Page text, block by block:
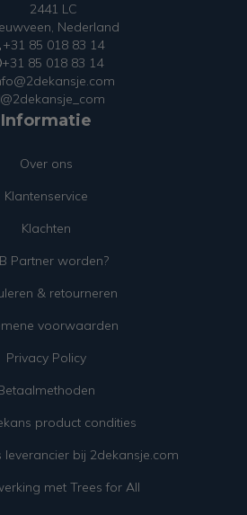
2441 LC
Nederland
+31 85 018 83 14
+31 85 018 83 14
@2dekansje_com
Informatie
Over ons
Klantenservice
Klachten
Partner worden?
& retourneren
voorwaarden
Privacy Policy
product condities
bij 2dekansje.com
met Trees for All